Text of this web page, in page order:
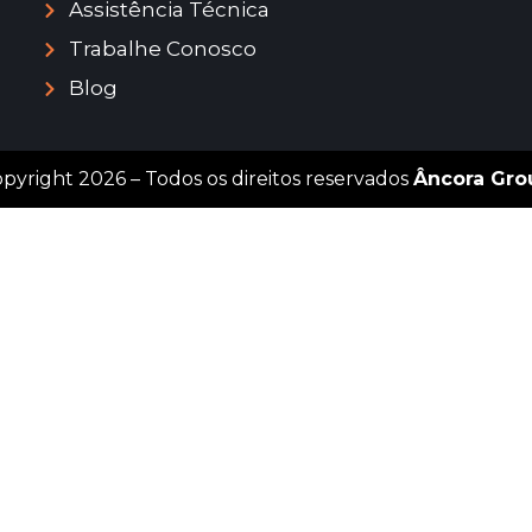
Assistência Técnica
Trabalhe Conosco
Blog
2026 – Todos os direitos reservados Âncora